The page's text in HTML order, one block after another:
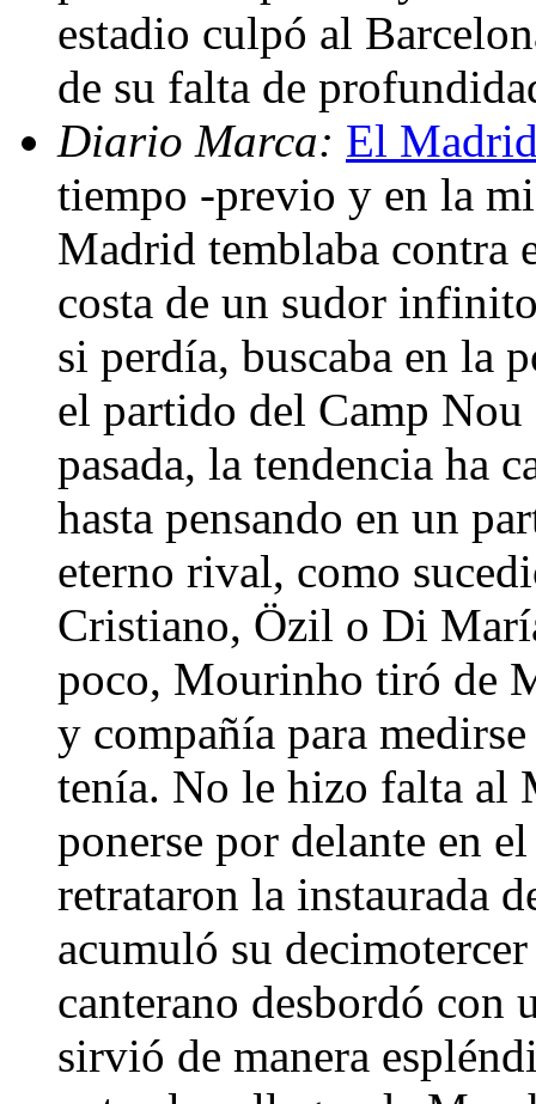
estadio culpó al
de su falta de
Diario Marca: El
tiempo -previo y en la
Madrid temblaba contra
costa de un sudor
si perdía, buscaba en la
el partido del Camp
pasada, la tendencia ha
hasta pensando en un
eterno rival, como
Cristiano, Özil o Di
poco, Mourinho tiró de
y compañía para
tenía. No le hizo falta al
ponerse por delante en
retrataron la instaurada
acumuló su
canterano desbordó
sirvió de manera